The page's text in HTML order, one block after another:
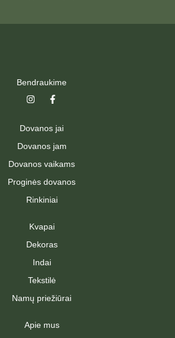
Bendraukime
I
n
a
r
m
F
a
b
o
-
Dovanos jai
Dovanos jam
Dovanos vaikams
Proginės dovanos
Rinkiniai
Kvapai
Dekoras
Indai
Tekstilė
Namų priežiūrai
Apie mus